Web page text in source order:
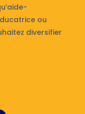
ou
diversifier